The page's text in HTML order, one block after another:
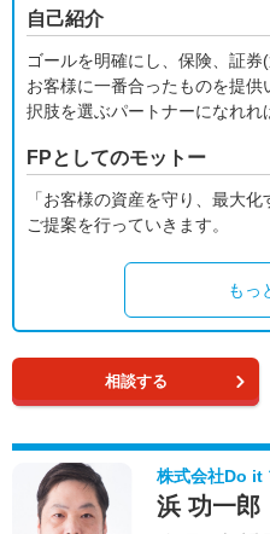
自己紹介
ゴールを明確にし、保険、証券
お客様に一番合ったものを提
択肢を選ぶパートナーになれれ
FPとしてのモットー
「お客様の資産を守り、最大
ご提案を行っていきます。
もっ
相談する
株式会社Do it
浜 功一郎